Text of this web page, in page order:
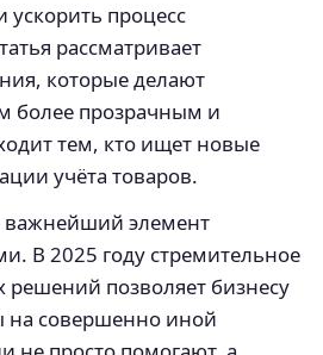
ускорить процесс
рассматривает
которые делают
более прозрачным и
тем, кто ищет новые
учёта товаров.
элемент
В 2025 году стремительное
позволяет бизнесу
на совершенно иной